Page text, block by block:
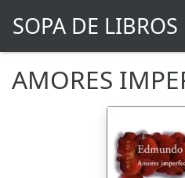
SOPA DE LIBROS
AMORES